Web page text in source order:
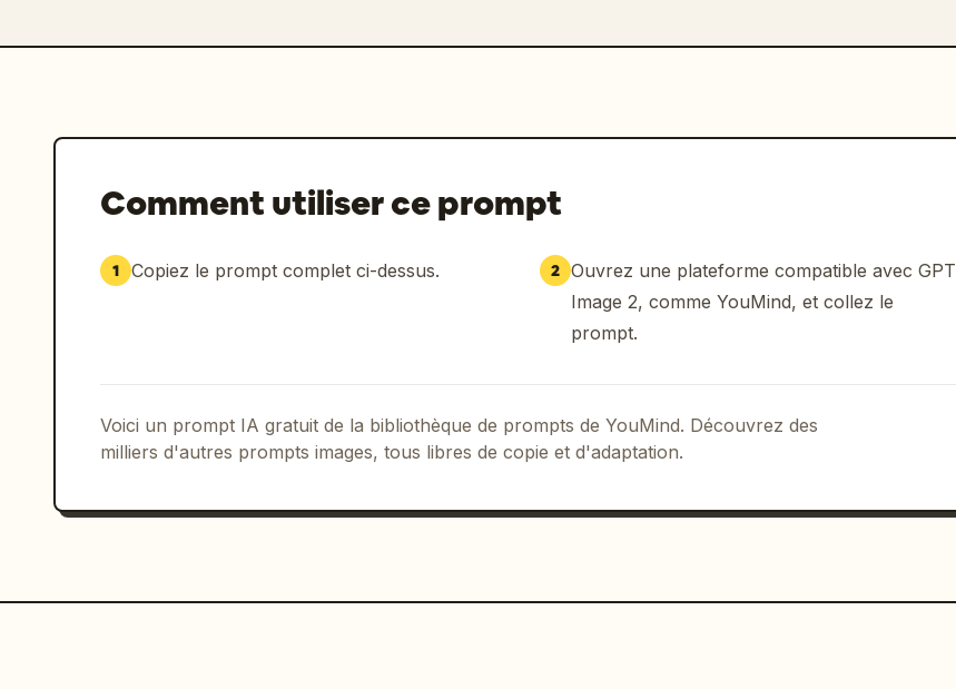
Comment utiliser ce prompt
1 Copiez le prompt complet ci-dessus. 2 Ouvrez une plateforme compatible avec GPT
Image 2, comme YouMind, et collez le
prompt.
Voici un prompt IA gratuit de la bibliothèque de prompts de YouMind. Découvrez des
milliers d'autres prompts images, tous libres de copie et d'adaptation.